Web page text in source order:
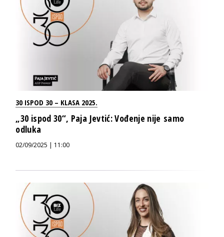
30 ISPOD 30 – KLASA 2025.
„30 ispod 30“, Paja Jevtić: Vođenje nije samo
odluka
02/09/2025 | 11:00